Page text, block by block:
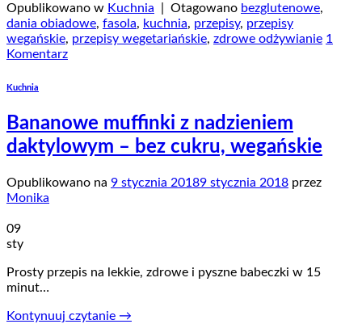
Opublikowano w Kuchnia Otagowano bezglutenowe,
dania obiadowe, fasola, kuchnia, przepisy, przepisy
wegańskie, przepisy wegetariańskie, zdrowe odżywianie 1
Komentarz
Kuchnia
Bananowe muffinki z nadzieniem
daktylowym – bez cukru, wegańskie
Opublikowano na 9 stycznia 20189 stycznia 2018 przez
Monika
09
sty
Prosty przepis na lekkie, zdrowe i pyszne babeczki w 15
minut…
Kontynuuj czytanie →